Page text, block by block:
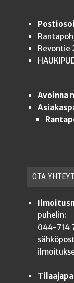
Revontie
Avoinna
OTA
puhelin:
044-714